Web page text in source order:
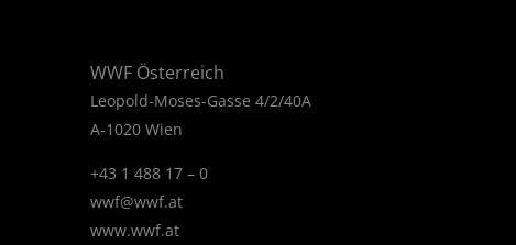
WWF Österreich
Leopold-Moses-Gasse 4/2/40A
A-1020 Wien
+43 1 488 17 – 0
wwf@wwf.at
www.wwf.at